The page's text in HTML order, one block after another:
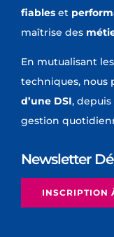
fiableset
maîtrise des
En mutualisant
techniques, nous
d’une DSI, depuis
gestion
Newsletter
INSCRIPTION